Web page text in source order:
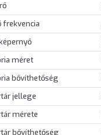
frekvencia
méret
bővíthetőség
jellege
mérete
bővíthetőség